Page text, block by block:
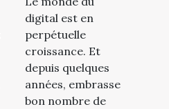
digital est en
perpétuelle
croissance. Et
depuis quelques
années, embrasse
bon nombre de